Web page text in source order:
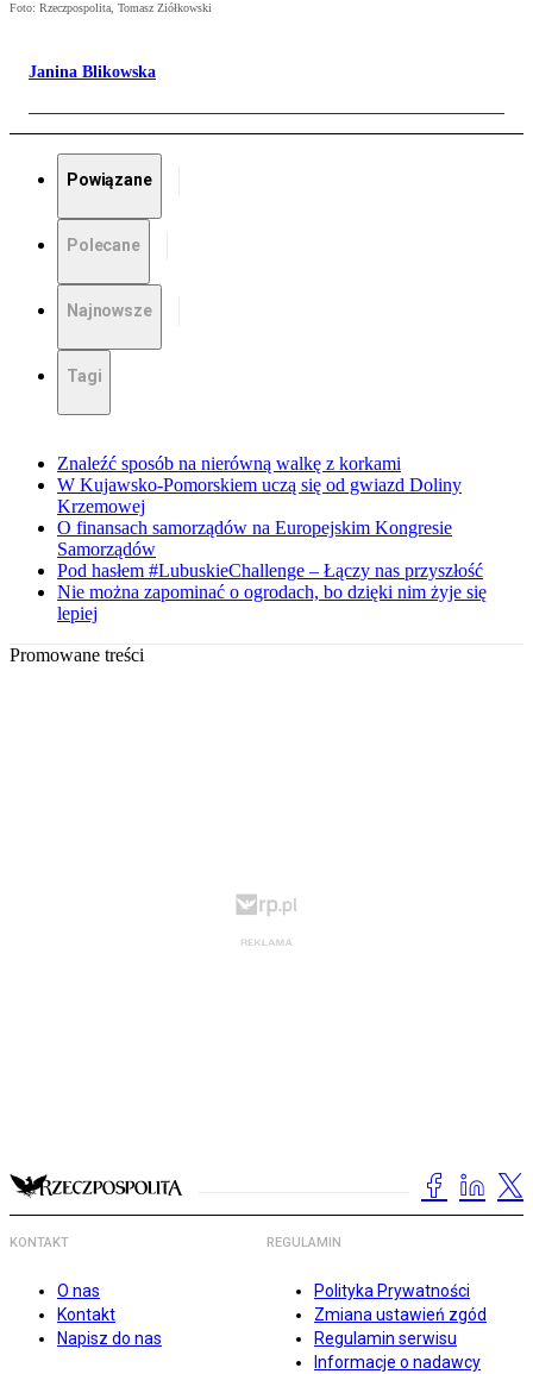
Foto: Rzeczpospolita, Tomasz Ziółkowski
Janina Blikowska
Powiązane
Polecane
Najnowsze
Tagi
Znaleźć sposób na nierówną walkę z korkami
W Kujawsko-Pomorskiem uczą się od gwiazd Doliny
Krzemowej
O finansach samorządów na Europejskim Kongresie
Samorządów
Pod hasłem #LubuskieChallenge – Łączy nas przyszłość
Nie można zapominać o ogrodach, bo dzięki nim żyje się
lepiej
Promowane treści
KONTAKT
O nas
Kontakt
Napisz do nas
REGULAMIN
Polityka Prywatności
Zmiana ustawień zgód
Regulamin serwisu
Informacje o nadawcy